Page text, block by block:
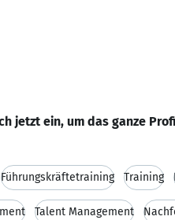
jetzt ein, um das ganze
Führungskräftetraining Training
Talent Management